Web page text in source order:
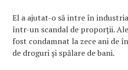
El a ajutat-o să intre în
într-un scandal de proporții.
fost condamnat la zece ani de
de droguri și spălare de bani.